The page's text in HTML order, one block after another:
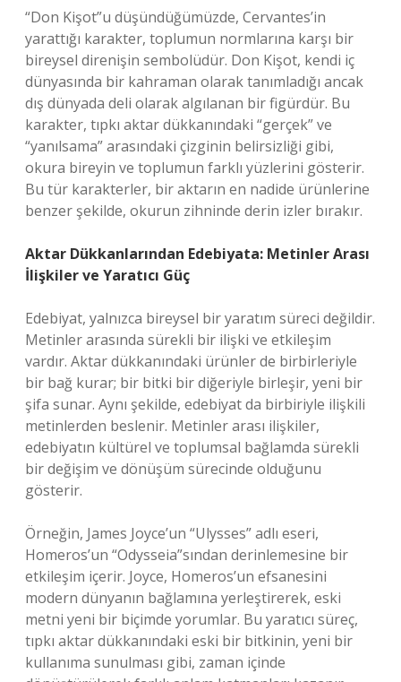
“Don Kişot”u düşündüğümüzde, Cervantes’in
yarattığı karakter, toplumun normlarına karşı bir
bireysel direnişin sembolüdür. Don Kişot, kendi iç
dünyasında bir kahraman olarak tanımladığı ancak
dış dünyada deli olarak algılanan bir figürdür. Bu
karakter, tıpkı aktar dükkanındaki “gerçek” ve
“yanılsama” arasındaki çizginin belirsizliği gibi,
okura bireyin ve toplumun farklı yüzlerini gösterir.
Bu tür karakterler, bir aktarın en nadide ürünlerine
benzer şekilde, okurun zihninde derin izler bırakır.
Aktar Dükkanlarından Edebiyata: Metinler Arası
İlişkiler ve Yaratıcı Güç
Edebiyat, yalnızca bireysel bir yaratım süreci değildir.
Metinler arasında sürekli bir ilişki ve etkileşim
vardır. Aktar dükkanındaki ürünler de birbirleriyle
bir bağ kurar; bir bitki bir diğeriyle birleşir, yeni bir
şifa sunar. Aynı şekilde, edebiyat da birbiriyle ilişkili
metinlerden beslenir. Metinler arası ilişkiler,
edebiyatın kültürel ve toplumsal bağlamda sürekli
bir değişim ve dönüşüm sürecinde olduğunu
gösterir.
Örneğin, James Joyce’un “Ulysses” adlı eseri,
Homeros’un “Odysseia”sından derinlemesine bir
etkileşim içerir. Joyce, Homeros’un efsanesini
modern dünyanın bağlamına yerleştirerek, eski
metni yeni bir biçimde yorumlar. Bu yaratıcı süreç,
tıpkı aktar dükkanındaki eski bir bitkinin, yeni bir
kullanıma sunulması gibi, zaman içinde